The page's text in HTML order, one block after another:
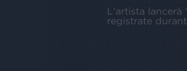
L'artista lancerà
registrate